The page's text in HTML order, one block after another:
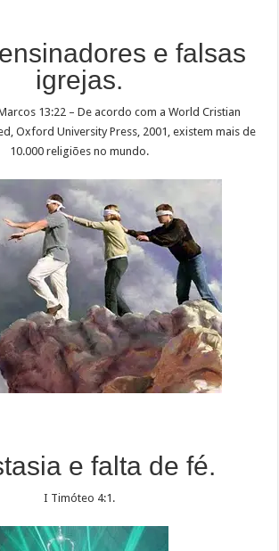
e falsas
igrejas.
13:22 – De acordo com a World Cristian
Oxford University Press, 2001, existem mais de
10.000 religiões no mundo.
e falta de fé.
I Timóteo 4:1.